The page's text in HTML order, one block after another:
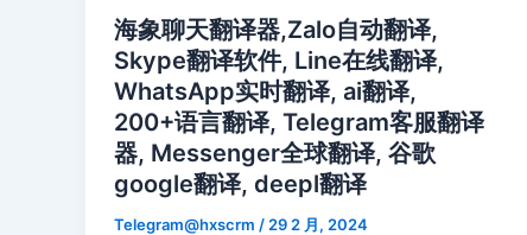
海象聊天翻译器,Zalo自动翻译,
Skype翻译软件, Line在线翻译,
WhatsApp实时翻译, ai翻译,
200+语言翻译, Telegram客服翻译
器, Messenger全球翻译, 谷歌
google翻译, deepl翻译
Telegram@hxscrm / 29 2 月, 2024